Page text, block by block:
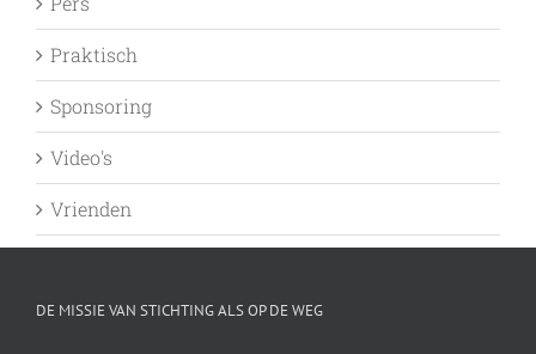
Praktisch
Sponsoring
Video's
Vrienden
DE MISSIE VAN STICHTING ALS OP DE WEG